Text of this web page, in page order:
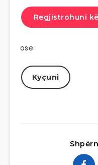
Regjistrohuni
ose
Kyçuni